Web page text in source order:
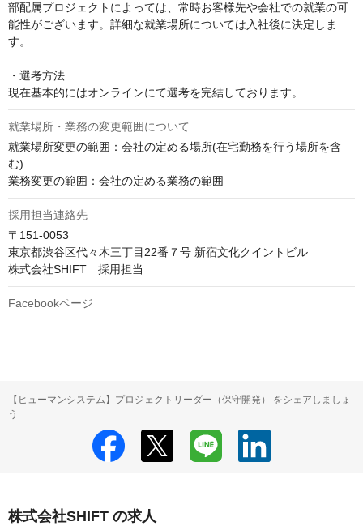
部配属プロジェクトによっては、常時お客様先や会社での就業の可
能性がございます。詳細な就業場所については入社後に決定しま
す。
・選考方法
現在基本的にはオンラインにて選考を完結しております。
就業場所・業務の変更範囲について
就業場所変更の範囲：会社の定める場所(在宅勤務を行う場所を含
む)
業務変更の範囲：会社の定める業務の範囲
採用担当連絡先
〒151-0053
東京都渋谷区代々木三丁目22番７号 新宿文化クイントビル
株式会社SHIFT　採用担当
Facebookページ
【ヒューマンシステム】プロジェクトリーダー（保守開発） をシェアしましょ
う
株式会社SHIFT の求人